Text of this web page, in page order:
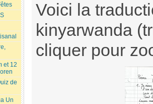
Voici la
kinyarwanda
cliquer pour
et 12
de
Un